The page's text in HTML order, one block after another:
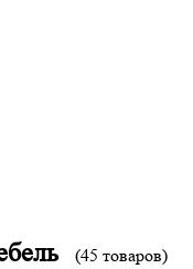
(45 товаров)